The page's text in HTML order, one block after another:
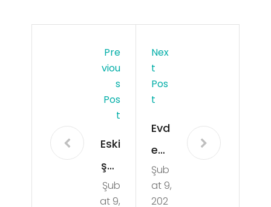
Pre
Viou
S
Pos
T
Eski
şeh
ir
Şub
at 9,
Nex
T
Pos
T
Evd
e
Gü
neş
Şub
at 9,
202